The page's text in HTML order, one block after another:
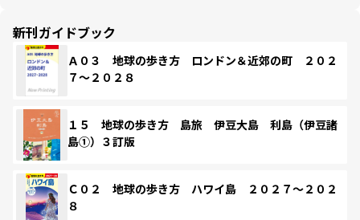
新刊ガイドブック
Ａ０３ 地球の歩き方 ロンドン＆近郊の町 ２０２
７～２０２８
１５ 地球の歩き方 島旅 伊豆大島 利島（伊豆諸
島①）３訂版
Ｃ０２ 地球の歩き方 ハワイ島 ２０２７～２０２
８